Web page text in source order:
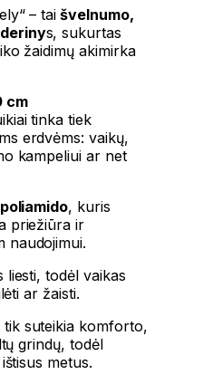
– tai švelnumo,
s, sukurtas
žaidimų akimirka
cm
tinka tiek
erdvėms: vaikų,
kampeliui ar net
, kuris
priežiūra ir
naudojimui.
todėl vaikas
ar žaisti.
suteikia komforto,
grindų, todėl
metus.